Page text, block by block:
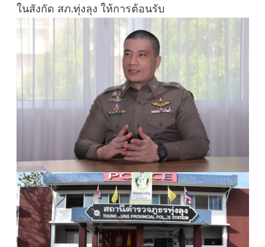
ในสังกัด สภ.ทุ่งลุง ให้การต้อนรับ